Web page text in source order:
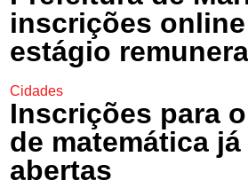
inscrições
estágio
Cidades
Inscrições para
de matemática
abertas